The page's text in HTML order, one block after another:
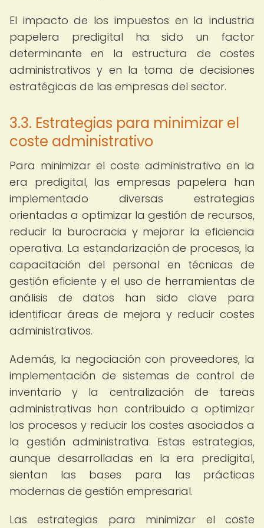
El impacto de los impuestos en la industria
papelera predigital ha sido un factor
determinante en la estructura de costes
administrativos y en la toma de decisiones
estratégicas de las empresas del sector.
3.3. Estrategias para minimizar el
coste administrativo
Para minimizar el coste administrativo en la
era predigital, las empresas papelera han
implementado diversas estrategias
orientadas a optimizar la gestión de recursos,
reducir la burocracia y mejorar la eficiencia
operativa. La estandarización de procesos, la
capacitación del personal en técnicas de
gestión eficiente y el uso de herramientas de
análisis de datos han sido clave para
identificar áreas de mejora y reducir costes
administrativos.
Además, la negociación con proveedores, la
implementación de sistemas de control de
inventario y la centralización de tareas
administrativas han contribuido a optimizar
los procesos y reducir los costes asociados a
la gestión administrativa. Estas estrategias,
aunque desarrolladas en la era predigital,
sientan las bases para las prácticas
modernas de gestión empresarial.
Las estrategias para minimizar el coste